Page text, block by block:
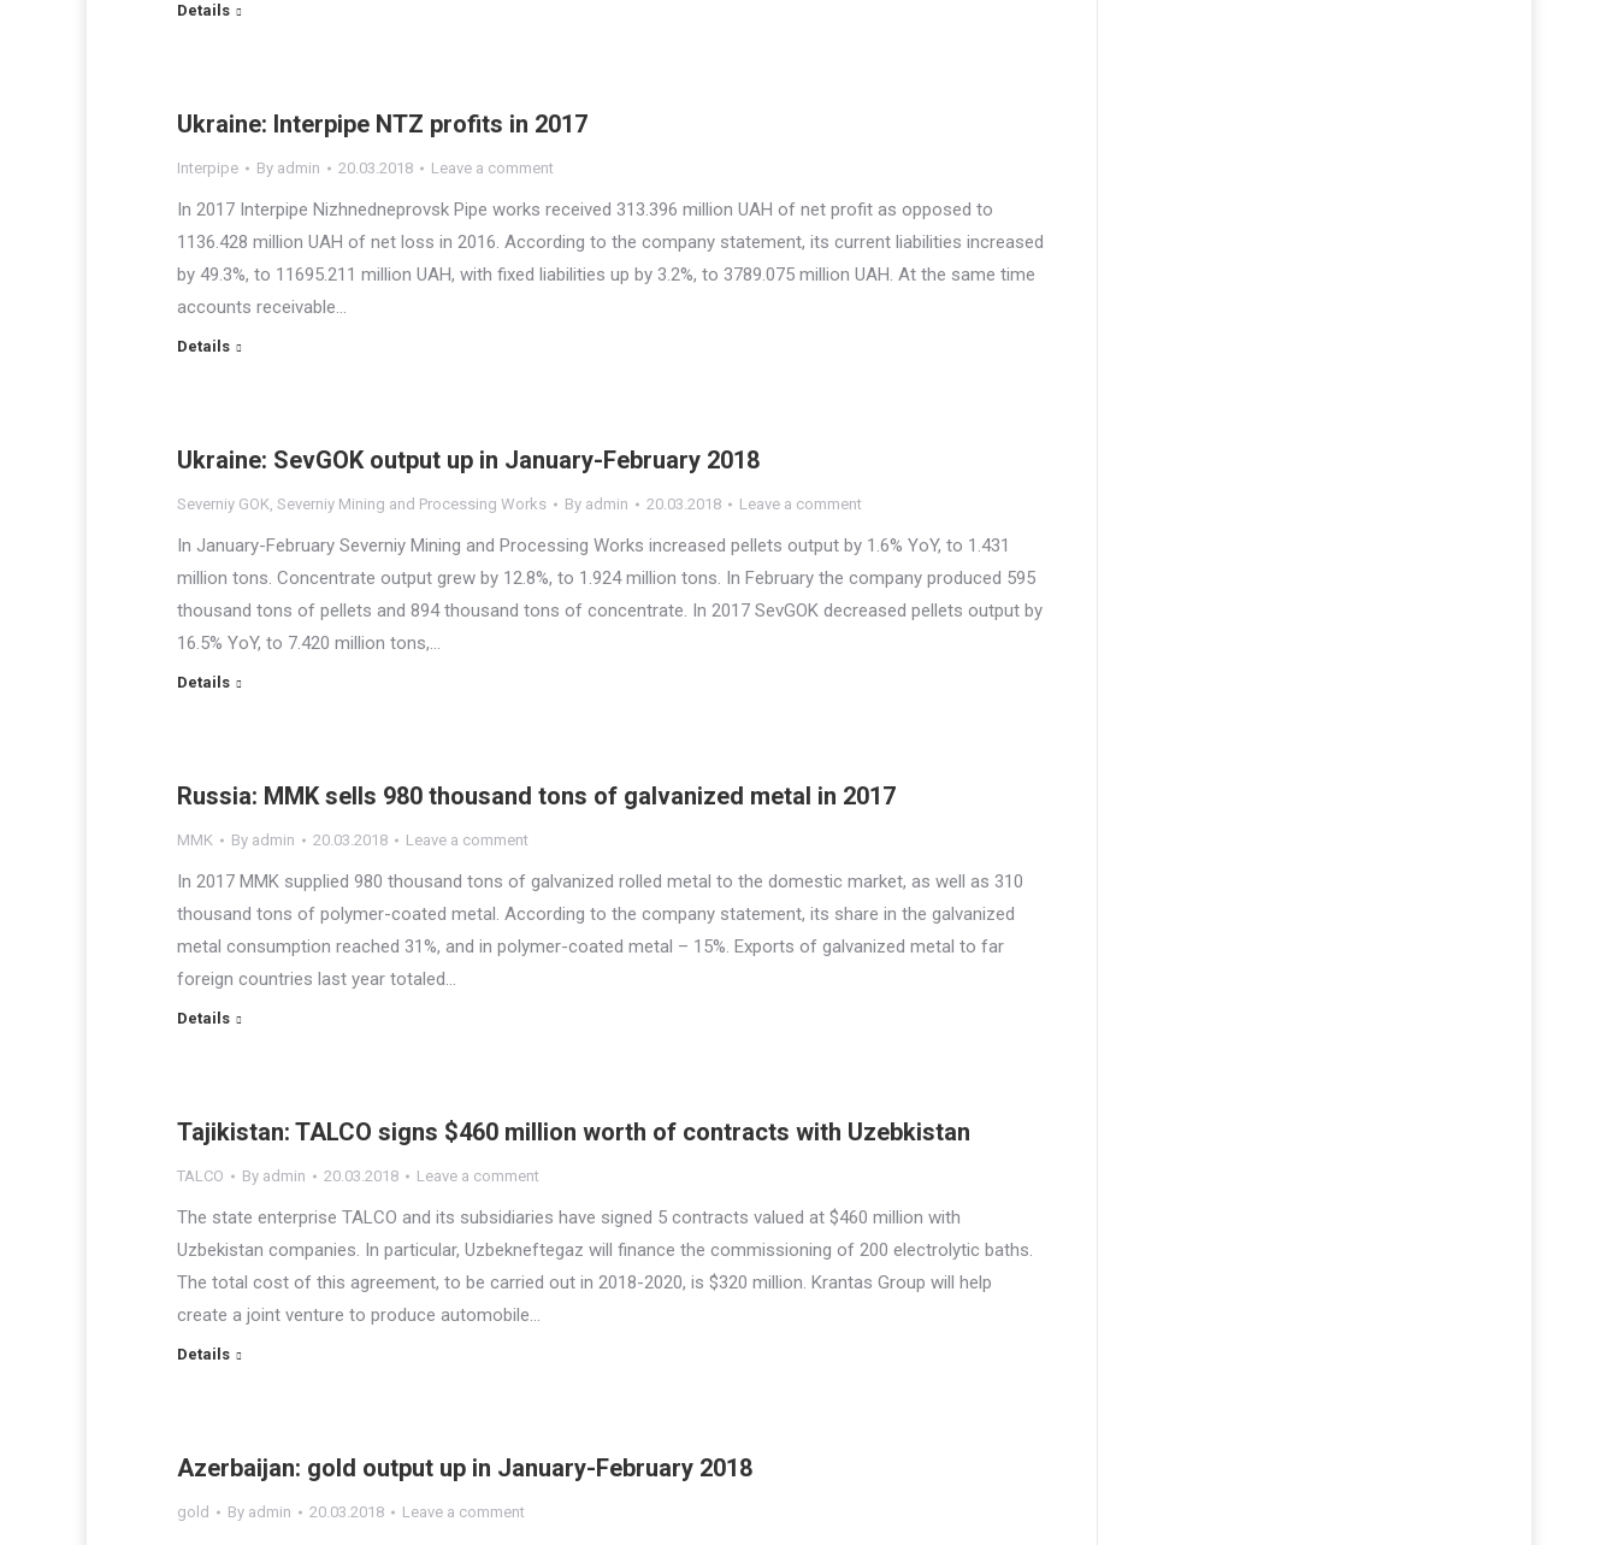
Details
Ukraine: Interpipe NTZ profits in 2017
Interpipe By admin 20.03.2018 Leave a comment
In 2017 Interpipe Nizhnedneprovsk Pipe works received 313.396 million UAH of net profit as opposed to
1136.428 million UAH of net loss in 2016. According to the company statement, its current liabilities increased
by 49.3%, to 11695.211 million UAH, with fixed liabilities up by 3.2%, to 3789.075 million UAH. At the same time
accounts receivable…
Details
Ukraine: SevGOK output up in January-February 2018
Severniy GOK, Severniy Mining and Processing Works By admin 20.03.2018 Leave a comment
In January-February Severniy Mining and Processing Works increased pellets output by 1.6% YoY, to 1.431
million tons. Concentrate output grew by 12.8%, to 1.924 million tons. In February the company produced 595
thousand tons of pellets and 894 thousand tons of concentrate. In 2017 SevGOK decreased pellets output by
16.5% YoY, to 7.420 million tons,…
Details
Russia: MMK sells 980 thousand tons of galvanized metal in 2017
MMK By admin 20.03.2018 Leave a comment
In 2017 MMK supplied 980 thousand tons of galvanized rolled metal to the domestic market, as well as 310
thousand tons of polymer-coated metal. According to the company statement, its share in the galvanized
metal consumption reached 31%, and in polymer-coated metal – 15%. Exports of galvanized metal to far
foreign countries last year totaled…
Details
Tajikistan: TALCO signs $460 million worth of contracts with Uzebkistan
TALCO By admin 20.03.2018 Leave a comment
The state enterprise TALCO and its subsidiaries have signed 5 contracts valued at $460 million with
Uzbekistan companies. In particular, Uzbekneftegaz will finance the commissioning of 200 electrolytic baths.
The total cost of this agreement, to be carried out in 2018-2020, is $320 million. Krantas Group will help
create a joint venture to produce automobile…
Details
Azerbaijan: gold output up in January-February 2018
gold By admin 20.03.2018 Leave a comment